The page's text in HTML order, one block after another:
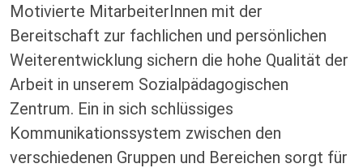
Motivierte MitarbeiterInnen mit der
Bereitschaft zur fachlichen und persönlichen
Weiterentwicklung sichern die hohe Qualität der
Arbeit in unserem Sozialpädagogischen
Zentrum. Ein in sich schlüssiges
Kommunikationssystem zwischen den
verschiedenen Gruppen und Bereichen sorgt für